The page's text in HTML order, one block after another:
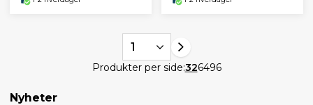
1
Produkter per side:326496
Nyheter